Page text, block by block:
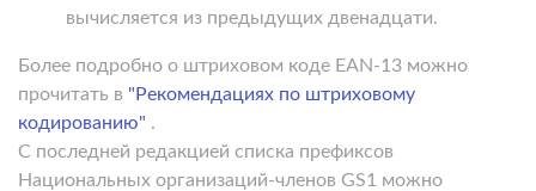
вычисляется из предыдущих двенадцати.
Более подробно о штриховом коде EAN-13 можно
прочитать в "Рекомендациях по штриховому
кодированию" .
С последней редакцией списка префиксов
Национальных организаций-членов GS1 можно